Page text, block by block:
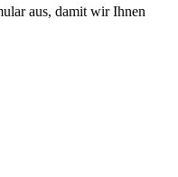
aus, damit wir Ihnen